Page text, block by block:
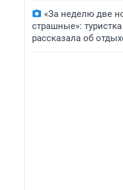
«За неделю две
страшные»: туристка
рассказала об